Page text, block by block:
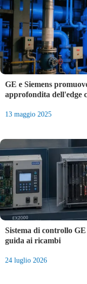
GE e Siemens
approfondita dell'edge
13 maggio 2025
Sistema di controllo
guida ai ricambi
24 luglio 2026